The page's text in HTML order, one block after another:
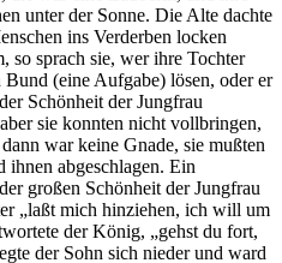
unter der Sonne. Die Alte dachte
ins Verderben locken
so sprach sie, wer ihre Tochter
(eine Aufgabe) lösen, oder er
Schönheit der Jungfrau
sie konnten nicht vollbringen,
war keine Gnade, sie mußten
ihnen abgeschlagen. Ein
großen Schönheit der Jungfrau
„laßt mich hinziehen, ich will um
der König, „gehst du fort,
der Sohn sich nieder und ward